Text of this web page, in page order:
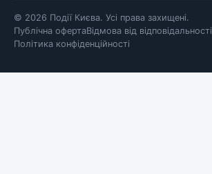
© 2026 Події Києва. Усі права захищені.
Публічна офертаВідмова від відповідальності
Політика конфіденційності